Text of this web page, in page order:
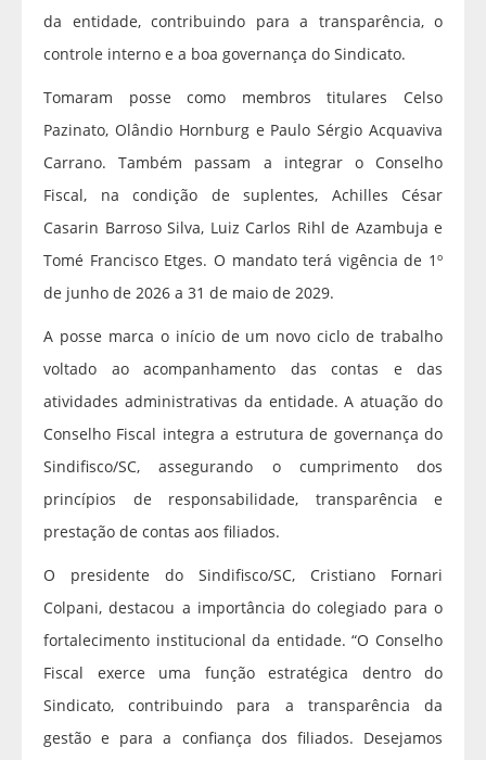
da entidade, contribuindo para a transparência, o
controle interno e a boa governança do Sindicato.
Tomaram posse como membros titulares Celso
Pazinato, Olândio Hornburg e Paulo Sérgio Acquaviva
Carrano. Também passam a integrar o Conselho
Fiscal, na condição de suplentes, Achilles César
Casarin Barroso Silva, Luiz Carlos Rihl de Azambuja e
Tomé Francisco Etges. O mandato terá vigência de 1º
de junho de 2026 a 31 de maio de 2029.
A posse marca o início de um novo ciclo de trabalho
voltado ao acompanhamento das contas e das
atividades administrativas da entidade. A atuação do
Conselho Fiscal integra a estrutura de governança do
Sindifisco/SC, assegurando o cumprimento dos
princípios de responsabilidade, transparência e
prestação de contas aos filiados.
O presidente do Sindifisco/SC, Cristiano Fornari
Colpani, destacou a importância do colegiado para o
fortalecimento institucional da entidade. “O Conselho
Fiscal exerce uma função estratégica dentro do
Sindicato, contribuindo para a transparência da
gestão e para a confiança dos filiados. Desejamos